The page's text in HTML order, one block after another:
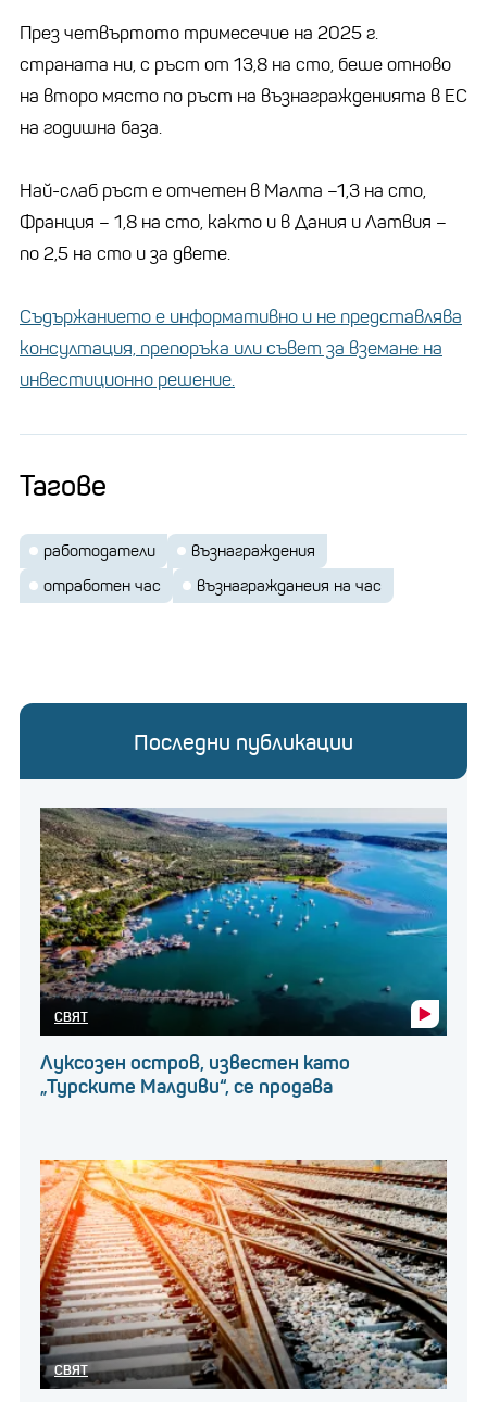
През четвъртото тримесечие на 2025 г.
страната ни, с ръст от 13,8 на сто, беше отново
на второ място по ръст на възнагражденията в ЕС
на годишна база.
Най-слаб ръст е отчетен в Малта –1,3 на сто,
Франция – 1,8 на сто, както и в Дания и Латвия –
по 2,5 на сто и за двете.
Съдържанието е информативно и не представлява
консултация, препоръка или съвет за вземане на
инвестиционно решение.
Тагове
работодатели
възнаграждения
отработен час
възнагражданеия на час
Последни публикации
СВЯТ
Луксозен остров, известен като
„Турските Малдиви“, се продава
СВЯТ